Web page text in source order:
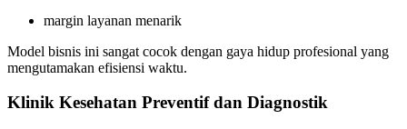
margin layanan menarik
Model bisnis ini sangat cocok dengan gaya hidup profesional yang
mengutamakan efisiensi waktu.
Klinik Kesehatan Preventif dan Diagnostik